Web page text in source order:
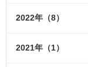
2022年（8）
2021年（1）